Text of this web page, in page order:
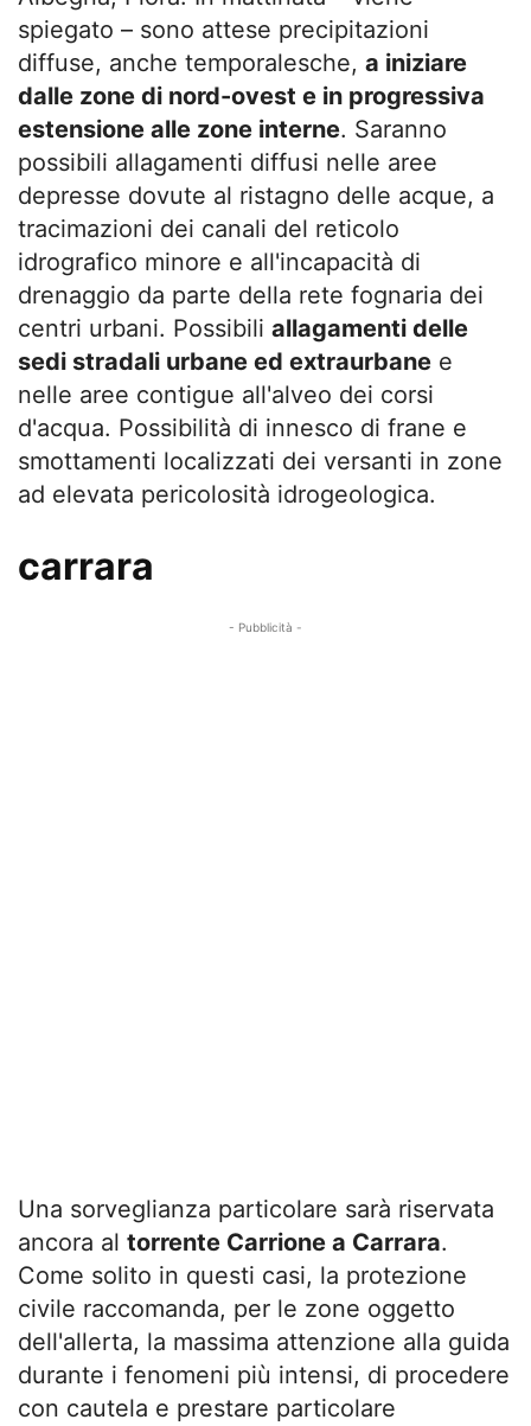
spiegato – sono attese precipitazioni
diffuse, anche temporalesche, a iniziare
dalle zone di nord-ovest e in progressiva
estensione alle zone interne. Saranno
possibili allagamenti diffusi nelle aree
depresse dovute al ristagno delle acque, a
tracimazioni dei canali del reticolo
idrografico minore e all'incapacità di
drenaggio da parte della rete fognaria dei
centri urbani. Possibili allagamenti delle
sedi stradali urbane ed extraurbane e
nelle aree contigue all'alveo dei corsi
d'acqua. Possibilità di innesco di frane e
smottamenti localizzati dei versanti in zone
ad elevata pericolosità idrogeologica.
carrara
- Pubblicità -
Una sorveglianza particolare sarà riservata
ancora al torrente Carrione a Carrara.
Come solito in questi casi, la protezione
civile raccomanda, per le zone oggetto
dell'allerta, la massima attenzione alla guida
durante i fenomeni più intensi, di procedere
con cautela e prestare particolare